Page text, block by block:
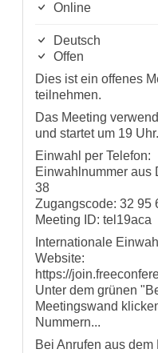
Online
Deutsch
Offen
Dies ist ein offenes
teilnehmen.
Das Meeting
und startet um 19 Uhr.
Einwahl per Telefon:
Einwahlnummer aus
38
Zugangscode: 32 95
Meeting ID: tel19aca
Internationale
Website:
https://
Unter dem grünen
Meetingswand
Nummern...
Bei Anrufen aus